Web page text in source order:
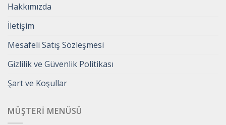
Hakkımızda
İletişim
Mesafeli Satış Sözleşmesi
Gizlilik ve Güvenlik Politikası
Şart ve Koşullar
MÜŞTERI MENÜSÜ